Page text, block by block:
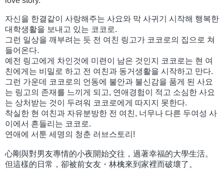
자신을 한결같이 사랑해주는 사요와 막 사귀기 시작해 행복한
대학생활을 보내고 있는 코코로.
그런 일상을 깨부려는 듯 전 여친 링고가 코코로의 집으로 쳐
들어온다.
예전 링고에게 차인것에 미련이 남은 것인지 코코로는 현 여
친에게는 비밀로 하고 전 여친과 동거생활을 시작하고 만다.
그런 가운데 코코로의 언동에 불안과 불신감을 품게 된 사요
는 링고의 존재를 느끼게 되고, 연애경험이 적고 소심한 사요
는 상처받는 것이 두려워 코코로에게 따지지 못한다.
착실한 현 여친과 자유분방한 전 여친, 너무나 다른 두여성 사
이에서 흔들리는 코코로.
연애에 서툰 세명의 청춘 러브스토리!
心剛與對男友專情的小夜開始交往，過著幸福的大學生活。
但這樣的日常，卻被前女友・林檎來到家裡而破壞了。